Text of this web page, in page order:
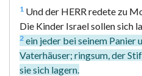
1 Und der HERR redete zu
Die Kinder Israel sollen sich
2 ein jeder bei seinem Panier
Vaterhäuser; ringsum, der
sie sich lagern.